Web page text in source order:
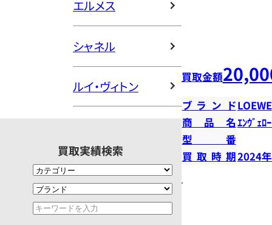
エルメス
シャネル
ルイ・ヴィトン
買取実績検索
買取金額
ブランドLOEWE
商品名ｴﾝｳﾞｪﾛ
型番
買取時期2024